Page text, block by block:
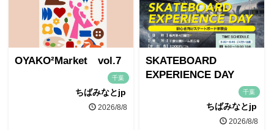
OYAKO²Market vol.7
千葉
ちばみなとjp
2026/8/8
SKATEBOARD
EXPERIENCE DAY
千葉
ちばみなとjp
2026/8/8